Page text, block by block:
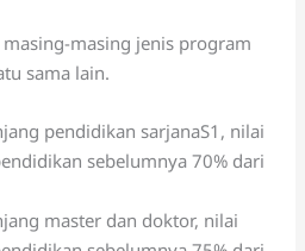
masing jenis program
sama lain.
pendidikan sarjanaS1, nilai
sebelumnya 70% dari
master dan doktor, nilai